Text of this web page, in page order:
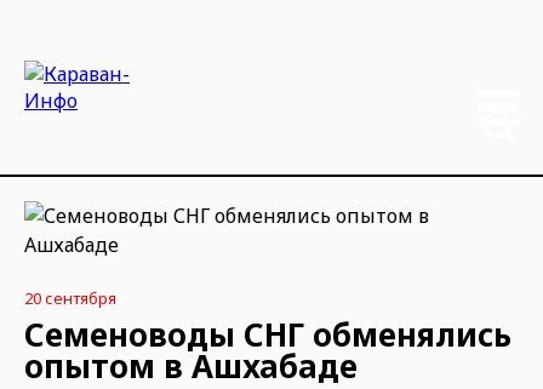
20 сентября
Семеноводы СНГ обменялись
опытом в Ашхабаде